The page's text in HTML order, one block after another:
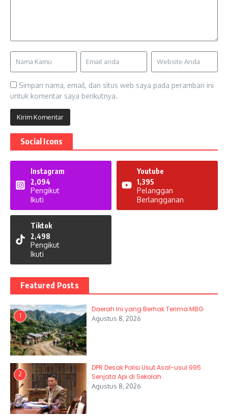
Simpan nama, email, dan situs web saya pada peramban ini
untuk komentar saya berikutnya.
Social Icons
Instagram
2,094
Pengikut
Ikuti
Youtube
1,395
Pelanggan
Berlangganan
Tiktok
2,498
Pengikut
Ikuti
Featured Posts
1
Daerah Ini yang Berhak Terima MBG
Agustus 8, 2026
2
DPR Desak Polisi Usut Asal-usul 995
Senjata Api di Sekolah
Agustus 8, 2026